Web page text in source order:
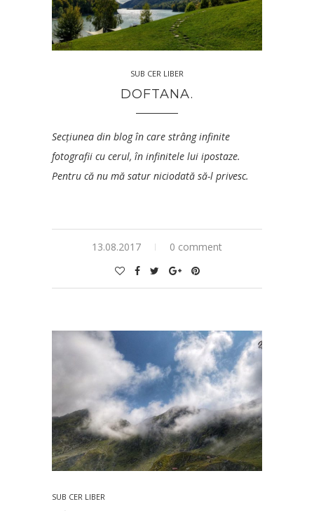
SUB CER LIBER
DOFTANA.
Secțiunea din blog în care strâng infinite
fotografii cu cerul, în infinitele lui ipostaze.
Pentru că nu mă satur niciodată să-l privesc.
13.08.2017 0 comment
SUB CER LIBER